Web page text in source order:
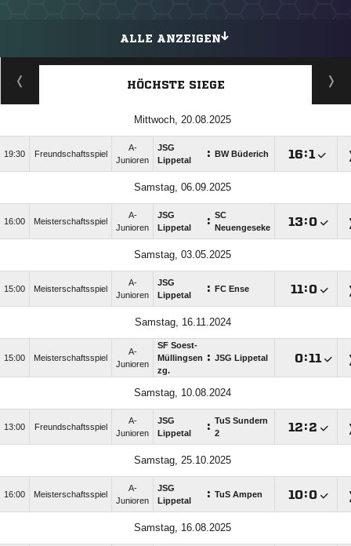
ALLE ANZEIGEN
HÖCHSTE SIEGE
Mittwoch, 20.08.2025
19:30 Freundschaftsspiel
A-
Junioren
JSG
Lippetal
: BW Büderich :
Samstag, 06.09.2025
16:00 Meisterschaftsspiel
A-
Junioren
JSG
Lippetal
: SC
Neuengeseke
:
Samstag, 03.05.2025
15:00 Meisterschaftsspiel
A-
Junioren
JSG
Lippetal
: FC Ense :
Samstag, 16.11.2024
15:00 Meisterschaftsspiel
A-
Junioren
SF Soest-
Müllingsen
zg.
: JSG Lippetal :
Samstag, 10.08.2024
13:00 Freundschaftsspiel
A-
Junioren
JSG
Lippetal
: TuS Sundern
2
:
Samstag, 25.10.2025
16:00 Meisterschaftsspiel
A-
Junioren
JSG
Lippetal
: TuS Ampen :
Samstag, 16.08.2025